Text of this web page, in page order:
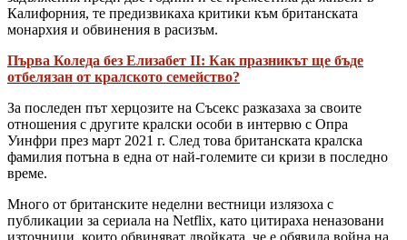
Калифорния, те предизвикаха критики към британската
монархия и обвинения в расизъм.
Първа Коледа без Елизабет II: Как празникът ще бъде
отбелязан от кралското семейство?
За последен път херцозите на Съсекс разказаха за своите
отношения с другите кралски особи в интервю с Опра
Уинфри през март 2021 г. След това британската кралска
фамилия потъна в една от най-големите си кризи в последно
време.
Много от британските неделни вестници излязоха с
публикации за сериала на Netflix, като цитираха неназовани
източници, които обвиняват двойката, че е обявила война на